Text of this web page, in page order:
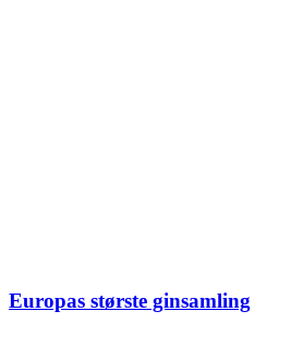
Europas største ginsamling